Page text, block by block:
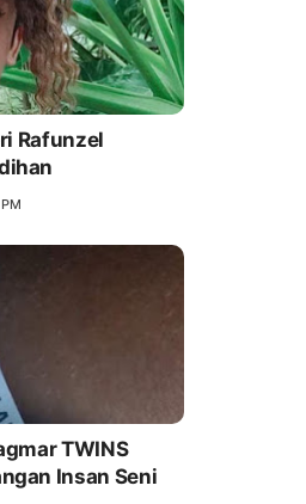
Rafunzel
TWINS
Insan Seni